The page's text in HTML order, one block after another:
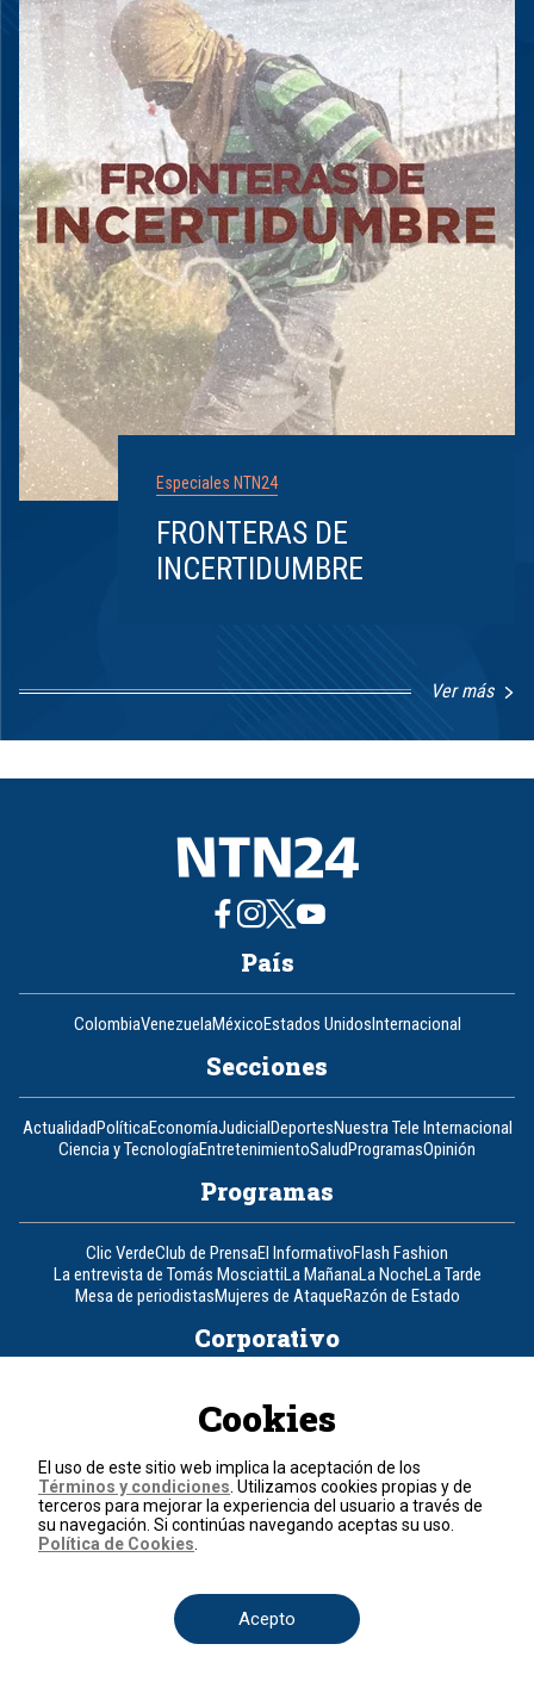
Especiales NTN24
FRONTERAS DE
INCERTIDUMBRE
Ver más
1
8
País
ColombiaVenezuelaMéxicoEstados UnidosInternacional
Secciones
ActualidadPolíticaEconomíaJudicialDeportesNuestra Tele Internacional
Ciencia y TecnologíaEntretenimientoSaludProgramasOpinión
Programas
Clic VerdeClub de PrensaEl InformativoFlash Fashion
La entrevista de Tomás MosciattiLa MañanaLa NocheLa Tarde
Mesa de periodistasMujeres de AtaqueRazón de Estado
Corporativo
Atención al cliente
Informe de sostenibilidad Código de autorregulación
Visite también
Canal RCNNoticias RCN
Un producto de RCN TelevisiónRCN Total
Contáctenos
Cookies
El uso de este sitio web implica la aceptación de los
Términos y condiciones . Utilizamos cookies propias y de
terceros para mejorar la experiencia del usuario a través de
su navegación. Si continúas navegando aceptas su uso.
Política de Cookies
Acepto